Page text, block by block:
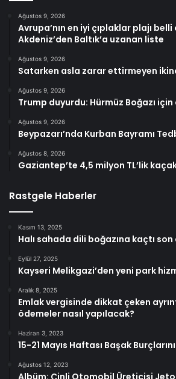
Ağustos 9, 2026
Avrupa’nın en iyi çıplaklar plajı
Akdeniz’den Baltık’a uzanan liste
Ağustos 9, 2026
Satarken asla zarar ettirmeyen
Ağustos 9, 2026
Trump duyurdu: Hürmüz Boğazı
Ağustos 9, 2026
Beypazarı’nda Kurban Bayramı
Ağustos 8, 2026
Gaziantep’te 4,5 milyon TL’lik
Rastgele Haberler
Kasım 13, 2025
Halı sahada dili boğazına kaçtı son
Eylül 27, 2025
Kayseri Melikgazi’den yeni park
Aralık 8, 2025
Emlak vergisinde dikkat çeken
ödemeler nasıl yapılacak?
Haziran 3, 2023
15-21 Mayıs Haftası Başak
Ağustos 12, 2023
Albüm: Çinli Otomobil Üreticisi